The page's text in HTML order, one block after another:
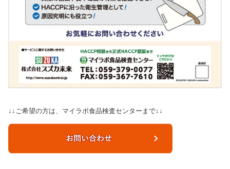
↓↓ご希望の方は、マイラボ食品検査センターまで↓↓